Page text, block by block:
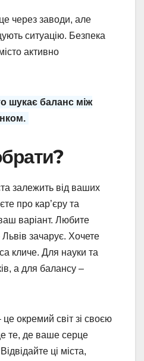
через заводи, але
ситуацію. Безпека
активно
шукає баланс між
залежить від ваших
про кар’єру та
варіант. Любите
зачарує. Хочете
кличе. Для науки та
а для балансу –
окремий світ зі своєю
те, де ваше серце
ці міста,